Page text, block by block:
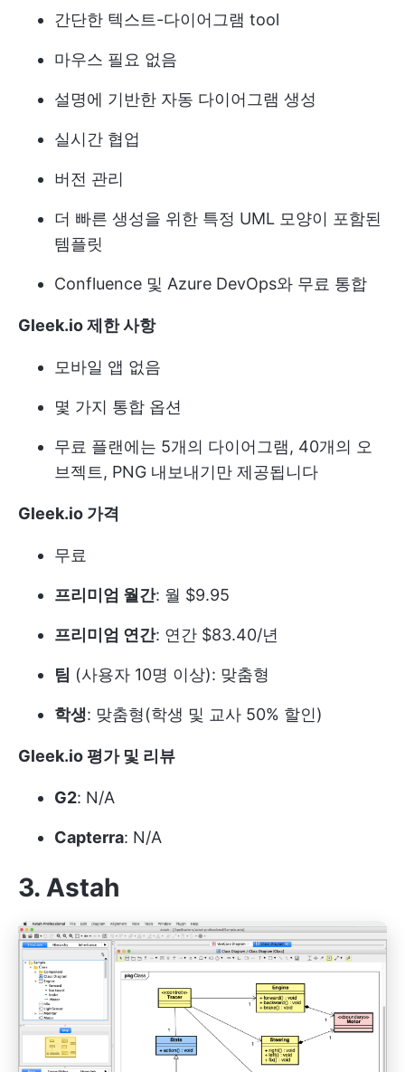
간단한 텍스트-다이어그램 tool
마우스 필요 없음
설명에 기반한 자동 다이어그램 생성
실시간 협업
버전 관리
더 빠른 생성을 위한 특정 UML 모양이 포함된
템플릿
Confluence 및 Azure DevOps와 무료 통합
Gleek.io 제한 사항
모바일 앱 없음
몇 가지 통합 옵션
무료 플랜에는 5개의 다이어그램, 40개의 오
브젝트, PNG 내보내기만 제공됩니다
Gleek.io 가격
무료
프리미엄 월간: 월 $9.95
프리미엄 연간: 연간 $83.40/년
팀 (사용자 10명 이상): 맞춤형
학생: 맞춤형(학생 및 교사 50% 할인)
Gleek.io 평가 및 리뷰
G2: N/A
Capterra: N/A
3. Astah